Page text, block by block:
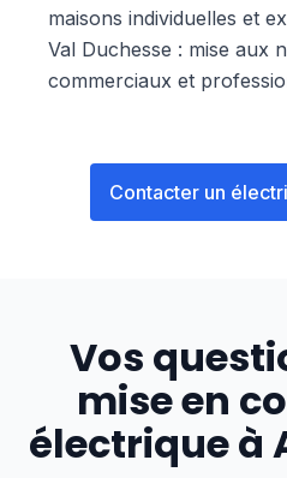
maisons individuelles et
Val Duchesse : mise aux
commerciaux et
Contacter un
Vos
mise en
électrique à